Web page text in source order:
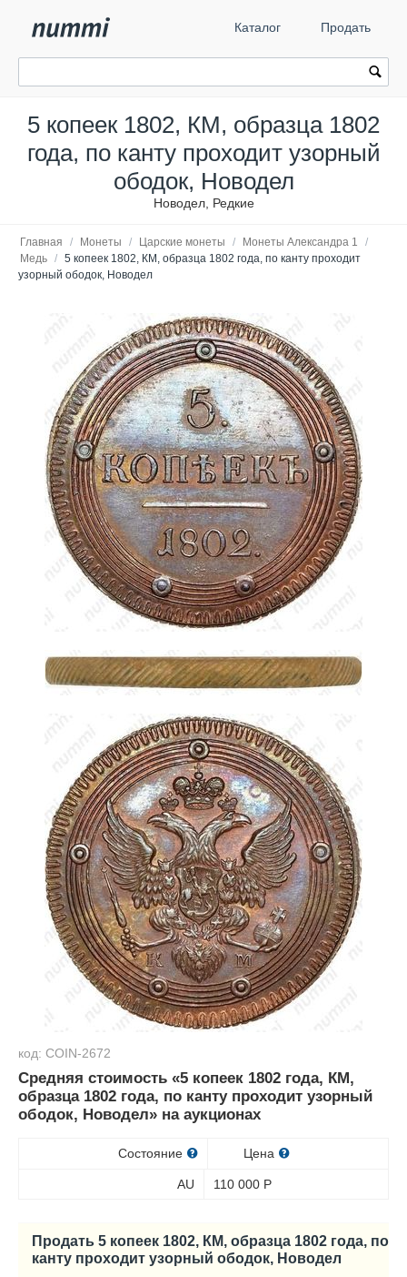
Каталог Продать
5 копеек 1802, КМ, образца 1802
года, по канту проходит узорный
ободок, Новодел
Новодел, Редкие
Главная / Монеты / Царские монеты / Монеты Александра 1
/
Медь / 5 копеек 1802, КМ, образца 1802 года, по канту проходит
узорный ободок, Новодел
код: COIN-2672
Средняя стоимость «5 копеек 1802 года, КМ,
образца 1802 года, по канту проходит узорный
ободок, Новодел» на аукционах
Состояние Цена
AU 110 000 Р
Продать 5 копеек 1802, КМ, образца 1802 года, по
канту проходит узорный ободок, Новодел